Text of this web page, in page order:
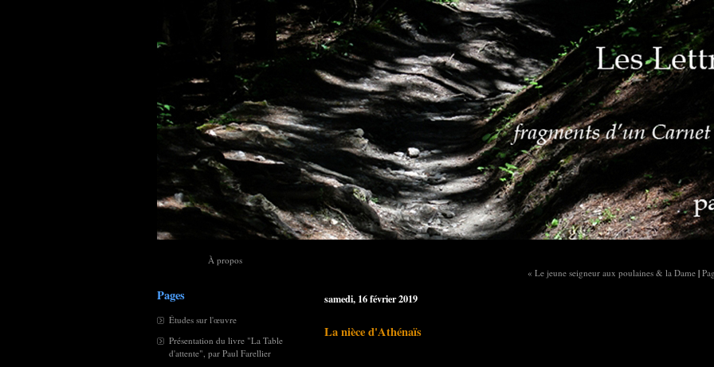
À propos
Pages
Études sur l'œuvre
Présentation du livre "La Table
d'attente", par Paul Farellier
« Le jeune seigneur aux poulaines & la Dame |
samedi, 16 février 2019
La nièce d'Athénaïs